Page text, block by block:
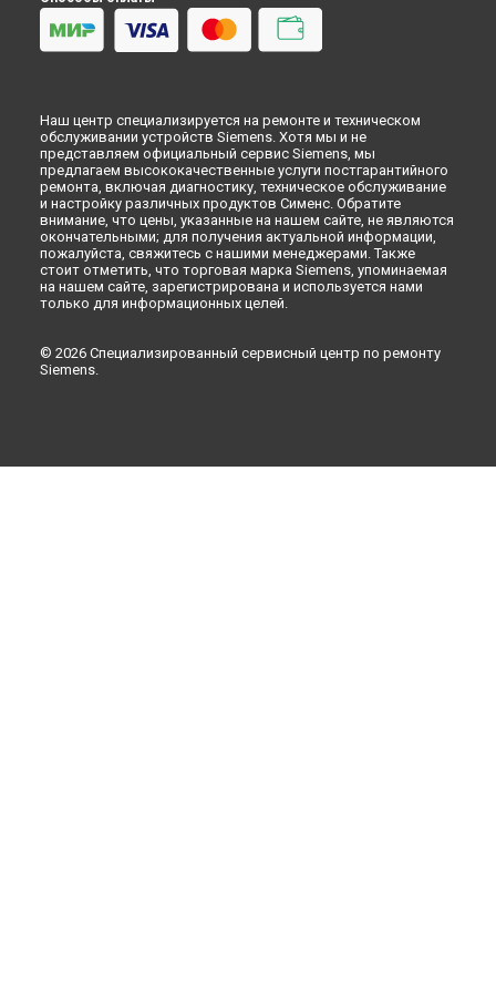
Ремонт кофемашины TI923309RW EQ.9 s300 Siemens в
Кирове
Кемерово
Ремонт кофемашины TI923309RW EQ.9 s300 Siemens в
Новокузнецке
Ремонт кофемашины TI923309RW EQ.9 s300 Siemens в
Рязани
Ремонт кофемашины TI923309RW EQ.9 s300 Siemens в
Астрахани
Ремонт кофемашины TI923309RW EQ.9 s300 Siemens в
Набережных Челнах
Липецке
Наш центр специализируется на ремонте и техническом
обслуживании устройств Siemens. Хотя мы и не
представляем официальный сервис Siemens, мы
предлагаем высококачественные услуги постгарантийного
ремонта, включая диагностику, техническое обслуживание
и настройку различных продуктов Сименс. Обратите
внимание, что цены, указанные на нашем сайте, не являются
окончательными; для получения актуальной информации,
пожалуйста, свяжитесь с нашими менеджерами. Также
стоит отметить, что торговая марка Siemens, упоминаемая
на нашем сайте, зарегистрирована и используется нами
только для информационных целей.
© 2026 Специализированный сервисный центр по ремонту
Siemens.